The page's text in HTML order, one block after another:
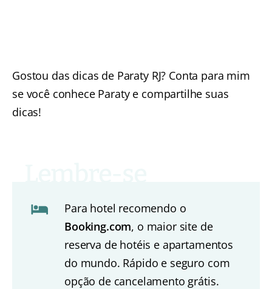
Gostou das dicas de Paraty RJ? Conta para mim
se você conhece Paraty e compartilhe suas
dicas!
Para hotel recomendo o
Booking.com, o maior site de
reserva de hotéis e apartamentos
do mundo. Rápido e seguro com
opção de cancelamento grátis.